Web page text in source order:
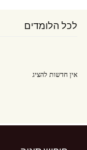
לכל הלומדים
אין חדשות להציג